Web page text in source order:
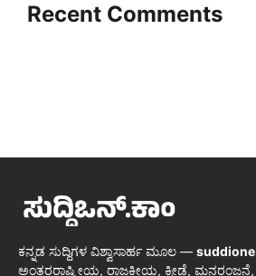
Recent Comments
ಕನ್ನಡ ಸುದ್ದಿಗಳ ವಿಶ್ವಾಸಾರ್ಹ ಮೂಲ —
ಅಂತರರಾಷ್ಟ್ರೀಯ, ರಾಜಕೀಯ, ಕ್ರೀಡೆ, ಮನರಂಜನೆ,